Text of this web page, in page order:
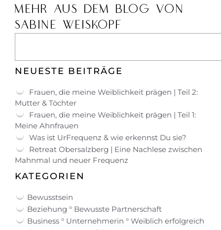
MEHR AUS DEM BLOG VON
SABINE WEISKOPF
NEUESTE BEITRÄGE
Frauen, die meine Weiblichkeit prägen | Teil 2:
Mutter & Töchter
Frauen, die meine Weiblichkeit prägen | Teil 1:
Meine Ahnfrauen
Was ist UrFrequenz & wie erkennst Du sie?
Retreat Obersalzberg | Eine Nachlese zwischen
Mahnmal und neuer Frequenz
KATEGORIEN
Bewusstsein
Beziehung ° Bewusste Partnerschaft
Business ° Unternehmerin ° Weiblich erfolgreich